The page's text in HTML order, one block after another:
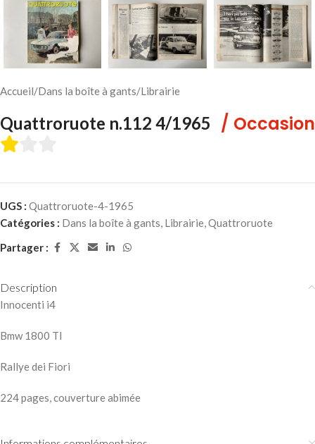
Accueil/Dans la boîte à gants/Librairie
Quattroruote n.112 4/1965 / Occasion
UGS : Quattroruote-4-1965
Catégories : Dans la boîte à gants, Librairie,Quattroruote
Partager :
Description
Innocenti i4
Bmw 1800 TI
Rallye dei Fiori
224 pages, couverture abimée